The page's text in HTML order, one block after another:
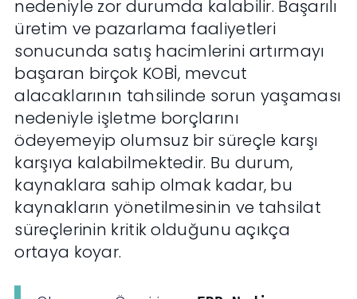
nedeniyle zor durumda kalabilir. Başarılı
üretim ve pazarlama faaliyetleri
sonucunda satış hacimlerini artırmayı
başaran birçok KOBİ, mevcut
alacaklarının tahsilinde sorun yaşaması
nedeniyle işletme borçlarını
ödeyemeyip olumsuz bir süreçle karşı
karşıya kalabilmektedir. Bu durum,
kaynaklara sahip olmak kadar, bu
kaynakların yönetilmesinin ve tahsilat
süreçlerinin kritik olduğunu açıkça
ortaya koyar.